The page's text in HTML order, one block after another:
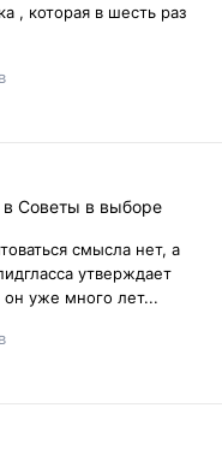
, которая в шесть раз
Советы в выборе
смысла нет, а
утверждает
он уже много лет...